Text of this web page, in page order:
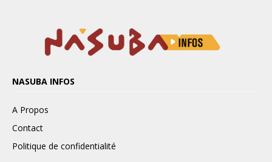
NASUBA INFOS
A Propos
Contact
Politique de confidentialité